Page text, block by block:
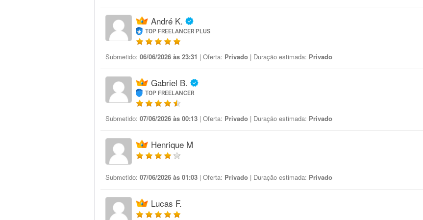
André K.
TOP FREELANCER PLUS
Submetido: 06/06/2026 às 23:31 | Oferta: Privado | Duração estimada: Privado
Gabriel B.
TOP FREELANCER
Submetido: 07/06/2026 às 00:13 | Oferta: Privado | Duração estimada: Privado
Henrique M
Submetido: 07/06/2026 às 01:03 | Oferta: Privado | Duração estimada: Privado
Lucas F.